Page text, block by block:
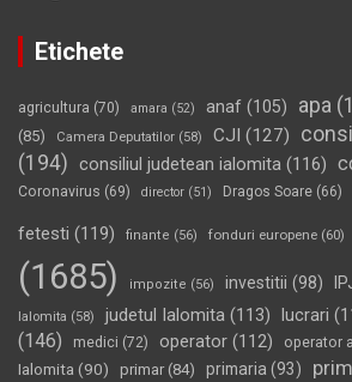
Etichete
agricultura (70) amara (52) anaf (105) apa
(85)
Camera Deputatilor (58) CJI (127)
(194) consiliul judetean ialomita (116)
Coronavirus (69) director (51) Dragos Soare (66)
fetesti (119) finante (56) fonduri europene (60)
(1685)
impozite (56) investitii (98)
Ialomita (58) judetul Ialomita (113) lucrari
(146)
medici (72) operator (112) operator
Ialomita (90) primar(84) primaria (93)